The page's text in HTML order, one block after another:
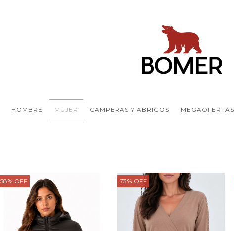
HOMBRE MUJER CAMPERAS Y ABRIGOS MEGAOFERTAS
58% OFF 73% OFF